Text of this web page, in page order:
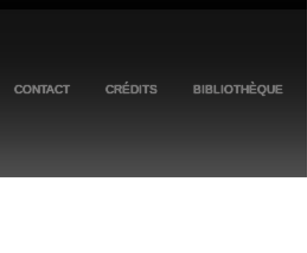
CONTACT CRÉDITS BIBLIOTHÈQUE